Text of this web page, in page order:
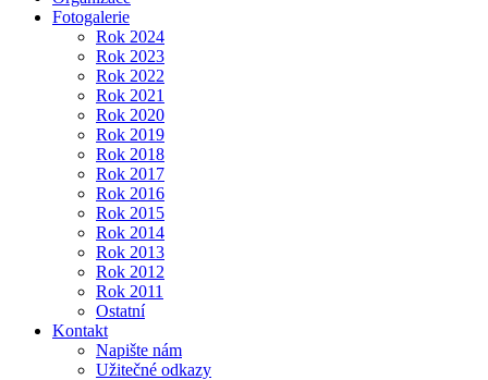
Fotogalerie
Rok 2024
Rok 2023
Rok 2022
Rok 2021
Rok 2020
Rok 2019
Rok 2018
Rok 2017
Rok 2016
Rok 2015
Rok 2014
Rok 2013
Rok 2012
Rok 2011
Ostatní
Kontakt
Napište nám
Užitečné odkazy